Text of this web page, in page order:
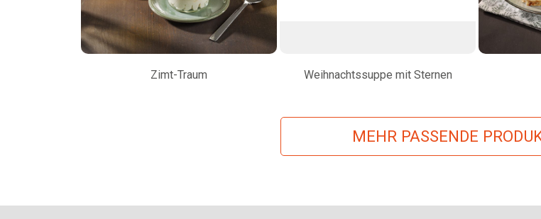
Zimt-Traum Weihnachtssuppe mit Sternen
MEHR PASSENDE